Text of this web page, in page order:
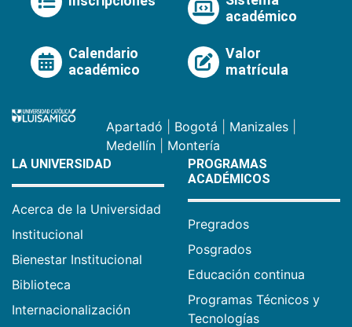
académico
Calendario
académico
Valor
matrícula
Apartadó Bogotá Manizales
Medellín
Montería
LA UNIVERSIDAD
Acerca de la Universidad
Institucional
Bienestar Institucional
Biblioteca
Internacionalización
PROGRAMAS
ACADÉMICOS
Pregrados
Posgrados
Educación continua
Programas Técnicos y
Tecnologías